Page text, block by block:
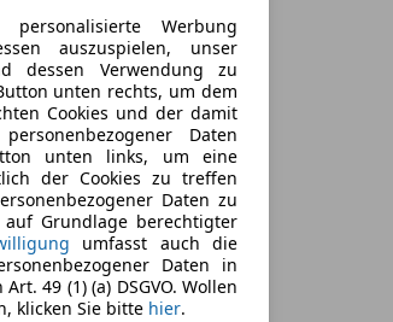
Werbung
auszuspielen, unser
dessen Verwendung zu
unten rechts, um dem
Cookies und der damit
Daten
unten links, um eine
der Cookies zu treffen
Daten zu
Grundlage berechtigter
umfasst auch die
Daten in
49 (1) (a) DSGVO. Wollen
klicken Sie bitte hier.